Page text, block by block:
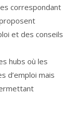
correspondant
et des conseils
hubs où les
d’emploi mais